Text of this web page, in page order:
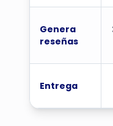
Genera
reseñas
Entrega